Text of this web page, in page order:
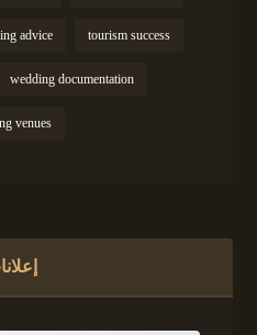
tourism success
advice
wedding documentation
venues